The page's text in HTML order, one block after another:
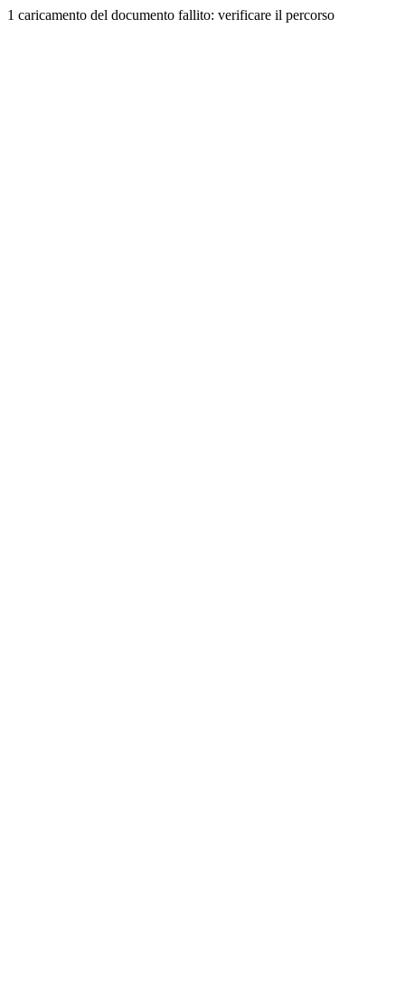
1 caricamento del documento fallito: verificare il percorso